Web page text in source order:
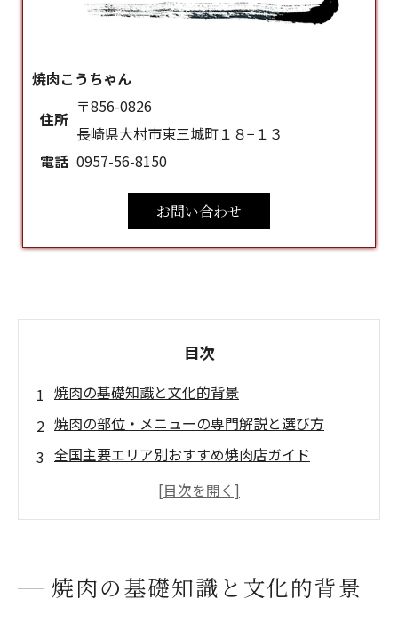
焼肉こうちゃん
住所
〒856-0826
長崎県大村市東三城町１８−１３
電話 0957-56-8150
お問い合わせ
目次
焼肉の基礎知識と文化的背景
焼肉の部位・メニューの専門解説と選び方
全国主要エリア別おすすめ焼肉店ガイド
焼肉店の選び方と予約・アクセス完全ガイド
焼肉を楽しむためのマナーと食べ方のコツ
法
焼肉の基礎知識と文化的背景